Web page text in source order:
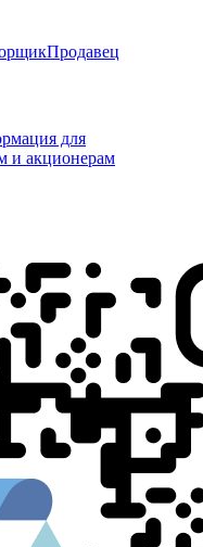
Продавец
для
и акционерам